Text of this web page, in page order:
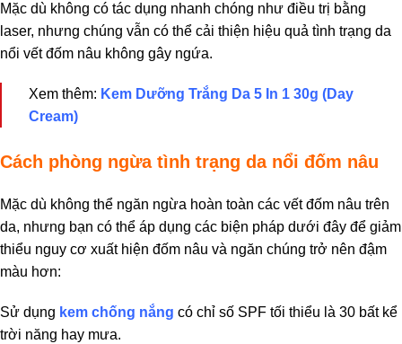
Mặc dù không có tác dụng nhanh chóng như điều trị bằng
laser, nhưng chúng vẫn có thể cải thiện hiệu quả tình trạng da
nổi vết đốm nâu không gây ngứa.
Xem thêm: Kem Dưỡng Trắng Da 5 In 1 30g (Day
Cream)
Cách phòng ngừa tình trạng da nổi đốm nâu
Mặc dù không thể ngăn ngừa hoàn toàn các vết đốm nâu trên
da, nhưng bạn có thể áp dụng các biện pháp dưới đây để giảm
thiểu nguy cơ xuất hiện đốm nâu và ngăn chúng trở nên đậm
màu hơn:
Sử dụng kem chống nắng có chỉ số SPF tối thiểu là 30 bất kể
trời năng hay mưa.